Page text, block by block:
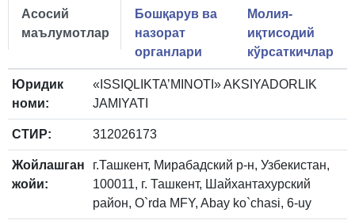
Асосий
маълумотлар
Бошқарув ва
назорат
органлари
Молия-
иқтисодий
кўрсаткичлар
Юридик
номи:
«ISSIQLIKTA’MINOTI» AKSIYADORLIK
JAMIYATI
СТИР: 312026173
Жойлашган
жойи:
г.Ташкент, Мирабадский р-н, Узбекистан,
100011, г. Ташкент, Шайхантахурский
район, O`rda MFY, Abay ko`chasi, 6-uy